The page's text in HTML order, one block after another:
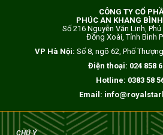
CÔNG TY CỔ
PHÚC AN KHANG
Số 216 Nguyễn Văn Linh, Phú
Đồng Xoài, Tỉnh Bình
VP Hà Nội: Số 8, ngõ 62, Phố
Điện thoại: 024 858
Hotline: 0383 58
Email:
CHÚ Ý